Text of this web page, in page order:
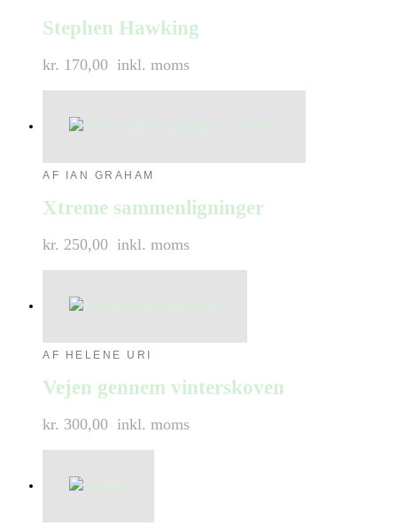
Stephen Hawking
kr. 170,00 inkl. moms
AF IAN GRAHAM
Xtreme sammenligninger
kr. 250,00 inkl. moms
AF HELENE URI
Vejen gennem vinterskoven
kr. 300,00 inkl. moms